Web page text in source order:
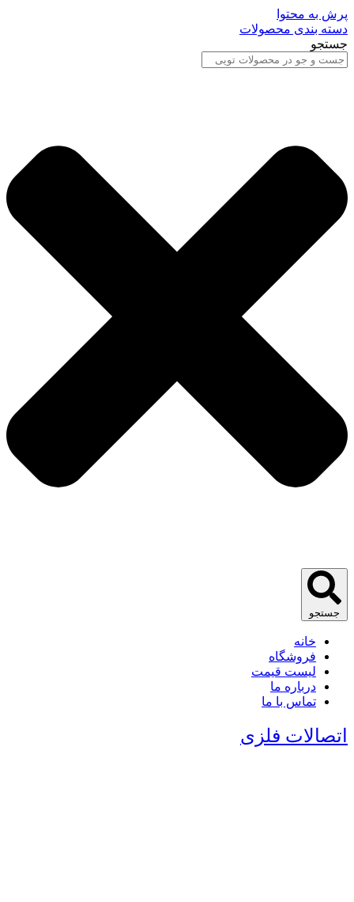
پرش به محتوا
دسته بندی محصولات
جستجو
جستجو
خانه
فروشگاه
لیست قیمت
درباره ما
تماس با ما
اتصالات فلزی